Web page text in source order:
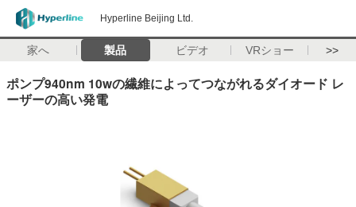
Hyperline Beijing Ltd.
家へ 製品 ビデオ VRショー >>
ポンプ940nm 10wの繊維によってつながれるダイオード レ
ーザーの高い発電